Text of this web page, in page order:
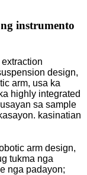
instrumento
design,
arm, usa ka
highly integrated
sa sample
kasinatian
arm design,
tukma nga
nga padayon;